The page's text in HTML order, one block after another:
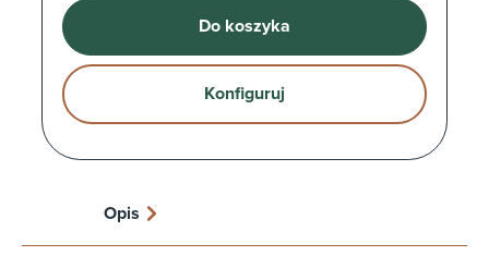
Do koszyka
Konfiguruj
Opis